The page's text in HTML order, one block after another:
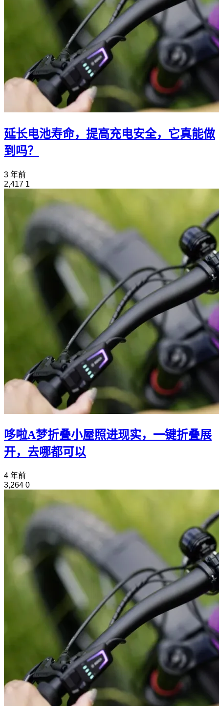
延长电池寿命，提高充电安全，它真能做
到吗？
3 年前
2,417 1
哆啦A梦折叠小屋照进现实，一键折叠展
开，去哪都可以
4 年前
3,264 0